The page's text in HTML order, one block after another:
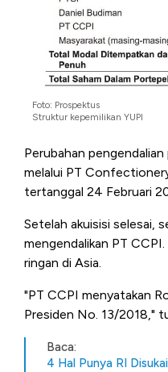
Foto: Prospektus
Struktur kepemilikan YUPI
Perubahan
melalui PT
tertanggal 24 Februari
Setelah akuisisi selesai,
mengendalikan PT
ringan di Asia.
"PT CCPI menyatakan
Presiden No. 13/2018,"
Baca:
4 Hal Punya RI